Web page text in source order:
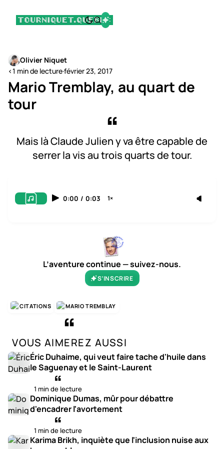
Olivier Niquet
<1 min de lecture·février 23, 2017
Mario Tremblay, au quart de
tour
Mais là Claude Julien y va être capable de
serrer la vis au trois quarts de tour.
0:00 / 0:03 1×
L’aventure continue — suivez-nous.
S’INSCRIRE
CITATIONS MARIO TREMBLAY
VOUS AIMEREZ AUSSI
Éric Duhaime, qui veut faire tache d'huile dans
le Saguenay et le Saint-Laurent
1 min de lecture
Dominique Dumas, mûr pour débattre
d'encadrer l'avortement
1 min de lecture
Karima Brikh, inquiète que l'inclusion nuise aux